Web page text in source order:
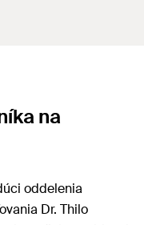
na
oddelenia
Dr. Thilo